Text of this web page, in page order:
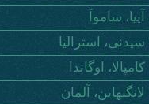
آپیا، ساموآ
سیدنی، استرالیا
کامپالا، اوگاندا
لانگنهاین، آلمان